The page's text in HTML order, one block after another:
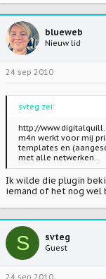
blueweb
Nieuw lid
24 sep 2010
svteg zei:
http://
m4n werkt voor mij
templates en
met alle netwerken..
Ik wilde die plugin
iemand of het nog wel
S svteg
Guest
24 sep 2010